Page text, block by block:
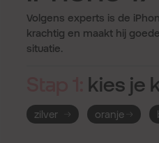
Volgens experts is de
krachtig en maakt hij
situatie.
kies je
zilver oranje